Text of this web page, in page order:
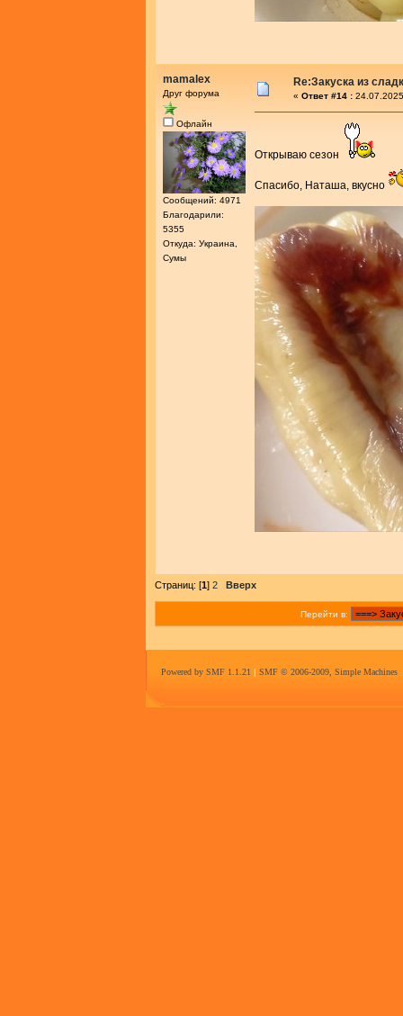
mamalex
Друг форума
Офлайн
Сообщений: 4971
Благодарили:
5355
Откуда: Украина,
Сумы
Re:Закуска из
« Ответ #14 :
Открываю сезон
Спасибо, Наташа, вкусно
Страниц: [1] 2 Вверх
Перейти в:
Powered by SMF 1.1.21 | SMF © 2006-2009, Simple Machines